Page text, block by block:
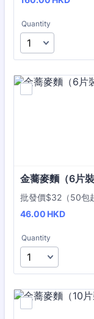
Quantity
金蕎麥麵（6片裝
批發價$32（50包
46.00 HKD
46.00 HKD
Quantity